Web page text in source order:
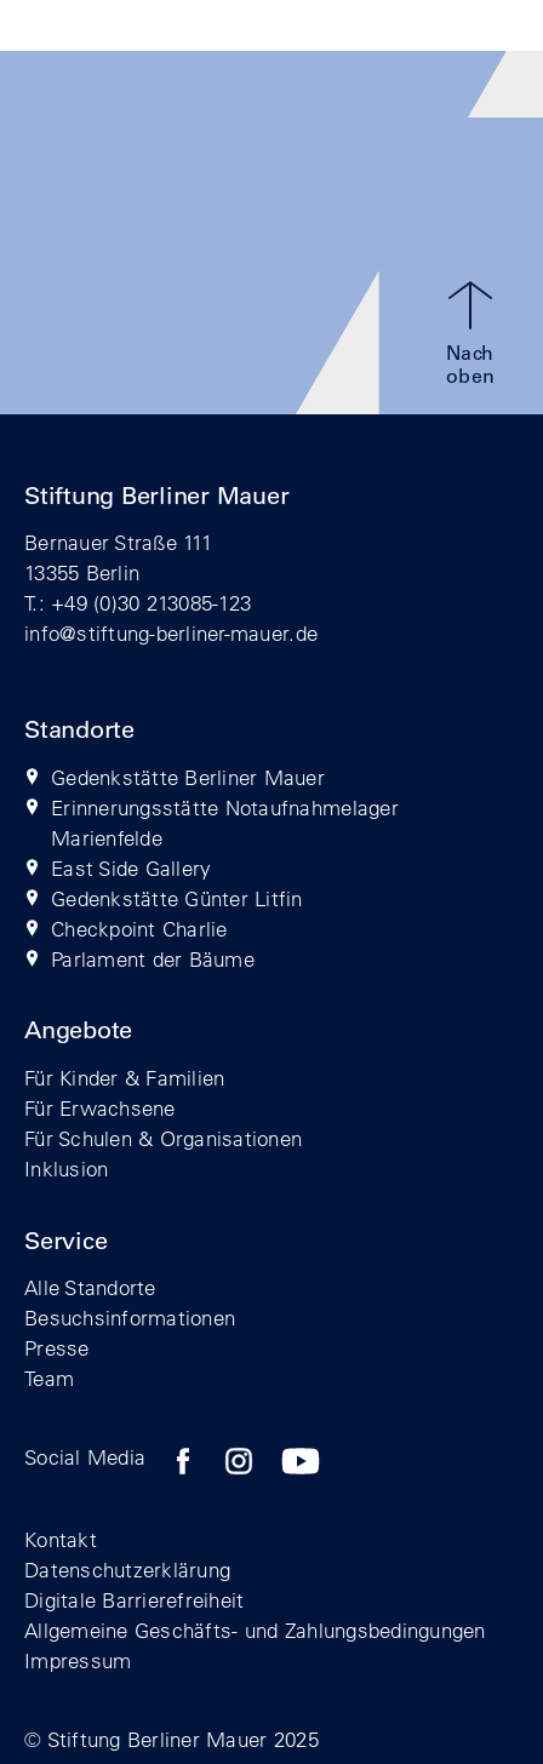
Nach
oben
Stiftung Berliner Mauer
Bernauer Straße 111
13355 Berlin
T.: +49 (0)30 213085-123
info@stiftung-berliner-mauer.de
Standorte
Gedenkstätte Berliner Mauer
Erinnerungsstätte Notaufnahmelager
Marienfelde
East Side Gallery
Gedenkstätte Günter Litfin
Checkpoint Charlie
Parlament der Bäume
Angebote
Für Kinder & Familien
Für Erwachsene
Für Schulen & Organisationen
Inklusion
Service
Alle Standorte
Besuchsinformationen
Presse
Team
Social Media Zum Facebook-Profil der Stiftung
Zum Instagram-Profil der Stiftung
Zum YouTube-Kanal der
Kontakt
Datenschutzerklärung
Digitale Barrierefreiheit
Allgemeine Geschäfts- und Zahlungsbedingungen
Impressum
© Stiftung Berliner Mauer 2025